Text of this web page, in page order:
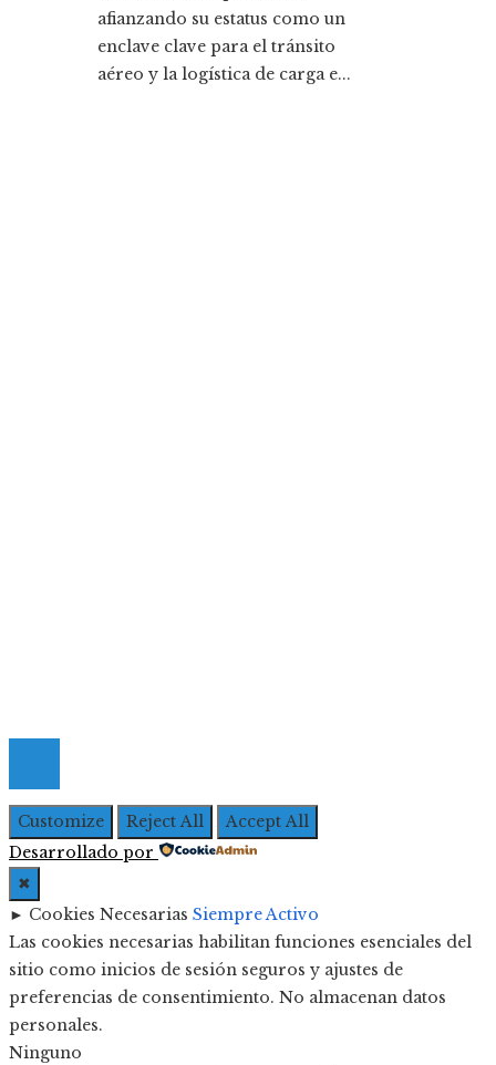
afianzando su estatus como un
enclave clave para el tránsito
aéreo y la logística de carga e...
Customize Reject All
Accept All
Desarrollado por
✖
► Cookies Necesarias Siempre Activo
Las cookies necesarias habilitan funciones esenciales del
sitio como inicios de sesión seguros y ajustes de
preferencias de consentimiento. No almacenan datos
personales.
Ninguno